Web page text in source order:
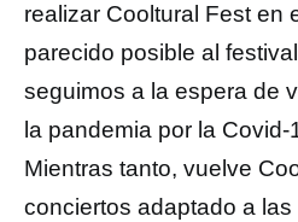
realizar Cooltural Fest en
parecido posible al
seguimos a la espera de
la pandemia por la
Mientras tanto, vuelve
conciertos adaptado a